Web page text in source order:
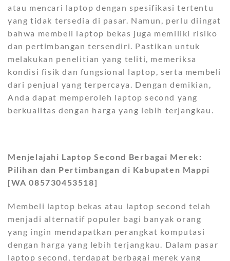
atau mencari laptop dengan spesifikasi tertentu
yang tidak tersedia di pasar. Namun, perlu diingat
bahwa membeli laptop bekas juga memiliki risiko
dan pertimbangan tersendiri. Pastikan untuk
melakukan penelitian yang teliti, memeriksa
kondisi fisik dan fungsional laptop, serta membeli
dari penjual yang terpercaya. Dengan demikian,
Anda dapat memperoleh laptop second yang
berkualitas dengan harga yang lebih terjangkau.
Menjelajahi Laptop Second Berbagai Merek:
Pilihan dan Pertimbangan di Kabupaten Mappi
[WA 085730453518]
Membeli laptop bekas atau laptop second telah
menjadi alternatif populer bagi banyak orang
yang ingin mendapatkan perangkat komputasi
dengan harga yang lebih terjangkau. Dalam pasar
laptop second, terdapat berbagai merek yang